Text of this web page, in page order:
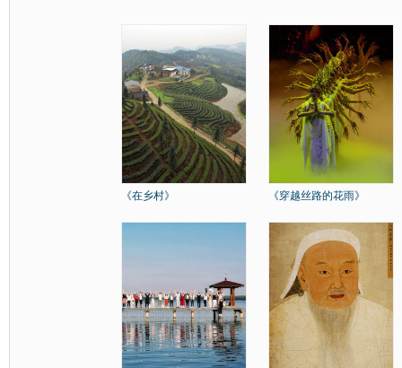
《在乡村》 《穿越丝路的花雨》